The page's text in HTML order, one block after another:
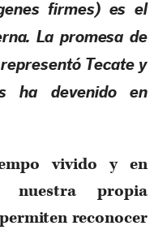
firmes) es el
La promesa de
Tecate y
ha devenido en
vivido y en
nuestra propia
reconocer